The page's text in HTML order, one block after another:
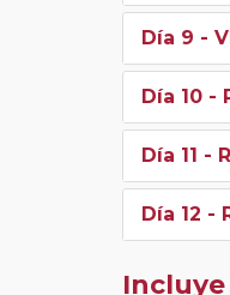
Día 9 -
Día 10 -
Día 11 -
Día 12 -
Incluye